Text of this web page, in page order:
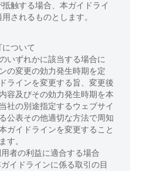
触する場合、本ガイドライ
されるものとします。
ついて
いずれかに該当する場合に
の変更の効力発生時期を定
ラインを変更する旨、変更後
容及びその効力発生時期を本
社の別途指定するウェブサイ
公表その他適切な方法で周知
ガイドラインを変更すること
す。
者の利益に適合する場合
イドラインに係る取引の目